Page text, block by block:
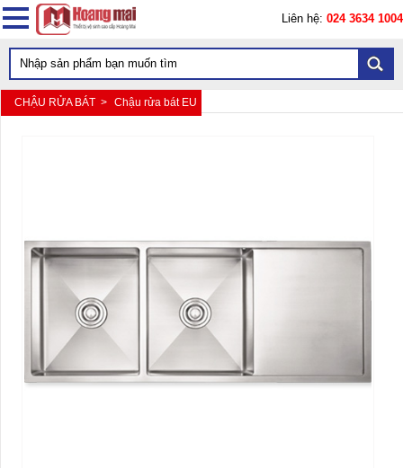
Liên hệ: 024 3634 1004
CHẬU RỬA BÁT > Chậu rửa bát EU